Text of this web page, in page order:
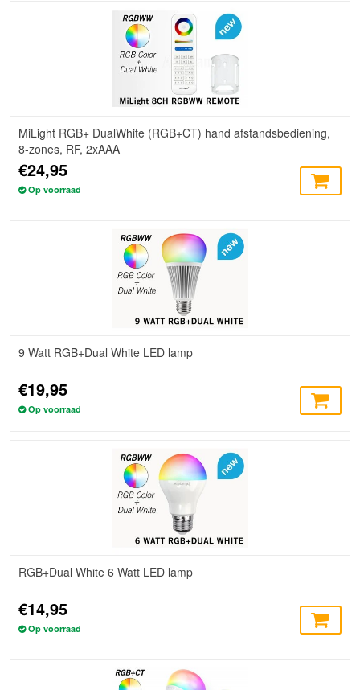
MiLight RGB+ DualWhite (RGB+CT) hand afstandsbediening,
8-zones, RF, 2xAAA
€24,95
Op voorraad
9 Watt RGB+Dual White LED lamp
€19,95
Op voorraad
RGB+Dual White 6 Watt LED lamp
€14,95
Op voorraad